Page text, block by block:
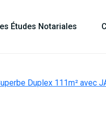
Études Notariales